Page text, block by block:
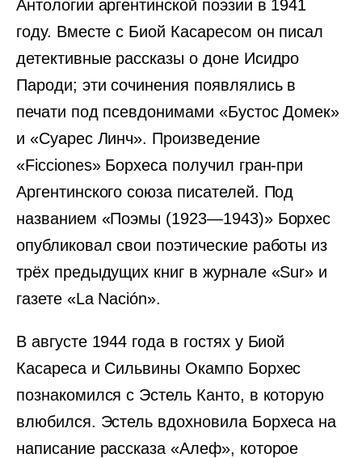
Антологии аргентинской поэзии в 1941
году. Вместе с Биой Касаресом он писал
детективные рассказы о доне Исидро
Пароди; эти сочинения появлялись в
печати под псевдонимами «Бустос Домек»
и «Суарес Линч». Произведение
«Ficciones» Борхеса получил гран-при
Аргентинского союза писателей. Под
названием «Поэмы (1923—1943)» Борхес
опубликовал свои поэтические работы из
трёх предыдущих книг в журнале «Sur» и
газете «La Nación».
В августе 1944 года в гостях у Биой
Касареса и Сильвины Окампо Борхес
познакомился с Эстель Канто, в которую
влюбился. Эстель вдохновила Борхеса на
написание рассказа «Алеф», которое